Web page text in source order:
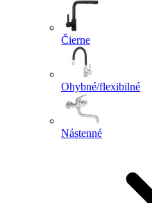
Čierne
Ohybné/flexibilné
Nástenné